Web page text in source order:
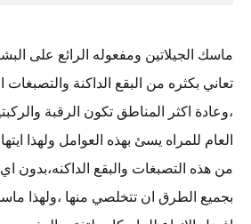
ماسك الجيلاتين ومفعوله الرائع على
تعاني بكثره من البقع الداكنة
،وعادة اكثر المناطق تكون الرقبة
العام للمراه يسئ بهذه العوامل ولهذا
من هذه التصبغات والبقع الداكنه،بدون
بجميع الطرق ان تتخلصي منها ،ولهذا